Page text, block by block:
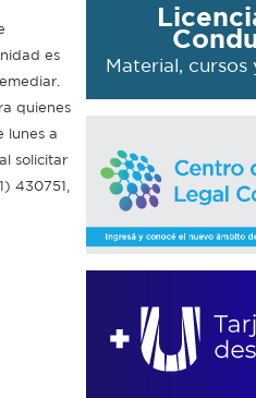
es
quienes
lunes a
solicitar
430751,
Material, cursos